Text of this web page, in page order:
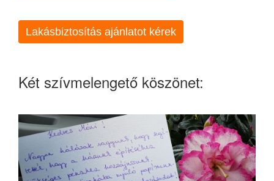
Lakásbiztosítás ajánlatot kérek
Két szívmelengető köszönet: